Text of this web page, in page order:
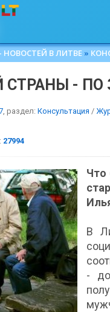
НОВОСТЕЙ В ЛИТВЕ »
- ПО
, раздел: Консультация /
27994
Что
В
-